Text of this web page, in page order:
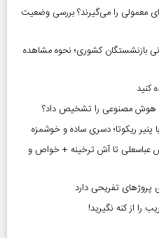
معمولی را می‌گیرند؟ بررسی وضعیت
۷۵ میلیون تومانی بازنشستگان کشوری؛ نحوه مشاهده
هوش مصنوعی را تشخیص داد؟
ریکوتا؛ دسری ساده و خوشمزه
عباسعلی تا آش ترخینه + خواص و
پروژهای تفریحی دارد
را از کنه نگیرید!